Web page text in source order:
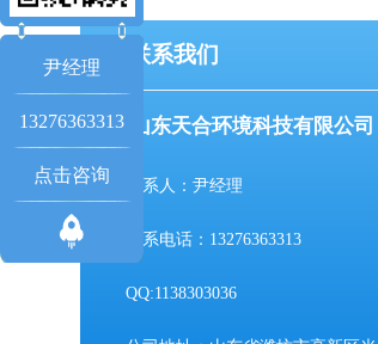
联系我们
山东天合环境科技有限公司
联系人：尹经理
联系电话：13276363313
QQ:1138303036
尹经理
13276363313
点击咨询